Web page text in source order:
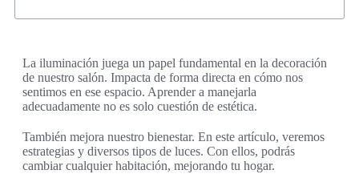
La iluminación juega un papel fundamental en la decoración
de nuestro salón. Impacta de forma directa en cómo nos
sentimos en ese espacio. Aprender a manejarla
adecuadamente no es solo cuestión de estética.
También mejora nuestro bienestar. En este artículo, veremos
estrategias y diversos tipos de luces. Con ellos, podrás
cambiar cualquier habitación, mejorando tu hogar.